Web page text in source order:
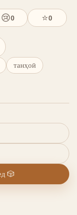
😢0 ⭐0
танҳоӣ
🎲